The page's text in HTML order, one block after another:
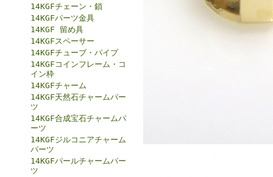
14KGFチェーン・鎖
14KGFパーツ金具
14KGF 留め具
14KGFスペーサー
14KGFチューブ・パイプ
14KGFコインフレーム・コ
イン枠
14KGFチャーム
14KGF天然石チャームパー
ツ
14KGF合成宝石チャームパ
ーツ
14KGFジルコニアチャーム
パーツ
14KGFパールチャームパー
ツ